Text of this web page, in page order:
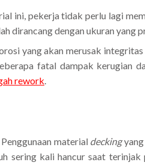
ini, pekerja tidak perlu lagi
dirancang dengan ukuran yang
yang akan merusak
fatal dampak kerugian
rework
material deckingyang
sering kali hancur saat